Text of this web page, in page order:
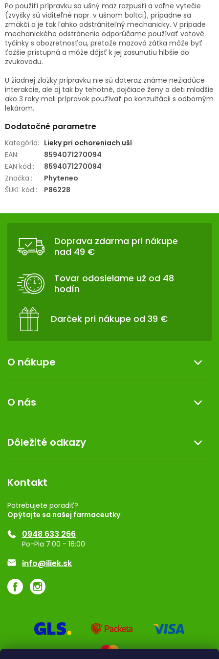
Po použití prípravku sa ušný maz rozpustí a voľne vytečie
(zvyšky sú viditeľné napr. v ušnom boltci), prípadne sa
zmäkčí a je tak ľahko odstrániteľný mechanicky. V prípade
mechanického odstránenia odporúčame používať vatové
tyčinky s obozretnosťou, pretože mazová zátka môže byť
ťažšie prístupná a môže dôjsť k jej zasunutiu hlbšie do
zvukovodu.
U žiadnej zložky prípravku nie sú doteraz známe nežiadúce
interakcie, ale aj tak by tehotné, dojčiace ženy a deti mladšie
ako 3 roky mali prípravok používať po konzultácii s odborným
lekárom.
Dodatočné parametre
Kategória: Lieky pri ochoreniach uší
EAN:
8594071270094
EAN kód::
8594071270094
Značka::
Phyteneo
ŠUKL kód:: P86228
Z
Doprava zdarma pri nákupe
nad 49 €
Tovar odosielame už od 48
hodín
Darček pri nákupe od 39 €
O nákupe
Reklamácia a vrátenie tovaru
Doprava a platba
Darček k nákupu
O nás
Kontakt
Dermocentrum
Dôležité odkazy
Rozhodnutie na prevádzku
Registrácia
Ponuka pre firmy
Značky
Kontakt
Potrebujete poradiť?
Opýtajte sa našej farmaceutky
0948 633 266
Po-Pia 7:00 - 16:00
info@iliek.sk